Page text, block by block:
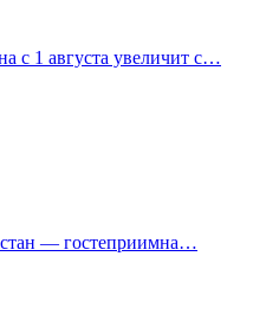
с 1 августа увеличит с…
— гостеприимна…